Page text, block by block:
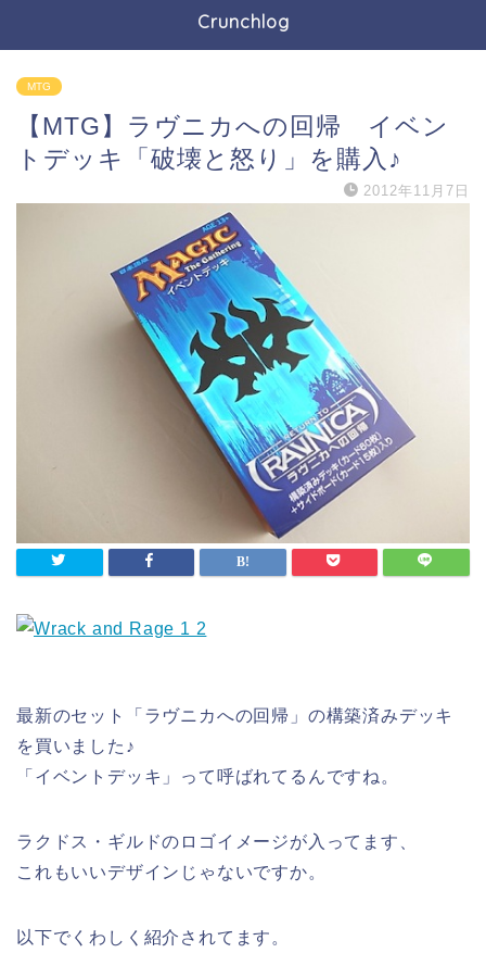
Crunchlog
MTG
【MTG】ラヴニカへの回帰 イベン
トデッキ「破壊と怒り」を購入♪
2012年11月7日
最新のセット「ラヴニカへの回帰」の構築済みデッキ
を買いました♪
「イベントデッキ」って呼ばれてるんですね。
ラクドス・ギルドのロゴイメージが入ってます、
これもいいデザインじゃないですか。
以下でくわしく紹介されてます。